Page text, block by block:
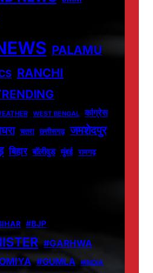
PALAMU
RANCHI
WEST BENGAL कांग्रेस
चतरा छत्तीसगढ़ जमशेदपुर
बिहार बॉलीवुड मुंबई रामगढ़
#BJP
#GARHWA
#GUMLA #INDIA